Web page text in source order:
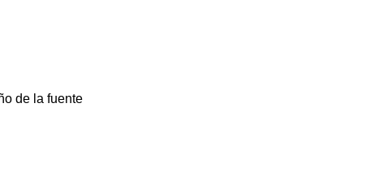
de la fuente